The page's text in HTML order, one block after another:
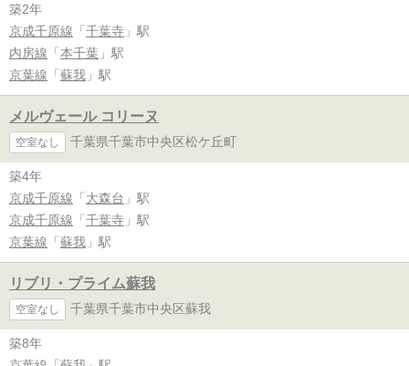
築2年
京成千原線 「 千葉寺 」駅
内房線 「 本千葉 」駅
京葉線 「 蘇我 」駅
メルヴェール コリーヌ
空室なし 千葉県千葉市中央区松ケ丘町
築4年
京成千原線 「 大森台 」駅
京成千原線 「 千葉寺 」駅
京葉線 「 蘇我 」駅
リブリ・プライム蘇我
空室なし 千葉県千葉市中央区蘇我
築8年